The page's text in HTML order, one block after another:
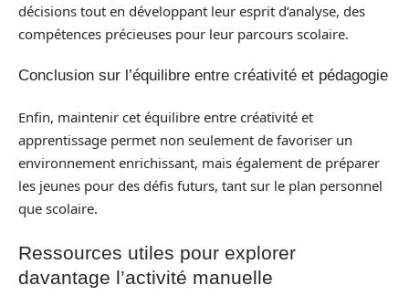
décisions tout en développant leur esprit d’analyse, des
compétences précieuses pour leur parcours scolaire.
Conclusion sur l’équilibre entre créativité et pédagogie
Enfin, maintenir cet équilibre entre créativité et
apprentissage permet non seulement de favoriser un
environnement enrichissant, mais également de préparer
les jeunes pour des défis futurs, tant sur le plan personnel
que scolaire.
Ressources utiles pour explorer
davantage l’activité manuelle